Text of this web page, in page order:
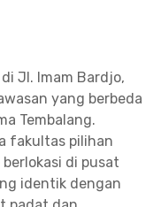
Jl. Imam Bardjo,
yang berbeda
Tembalang.
fakultas pilihan
di pusat
identik dengan